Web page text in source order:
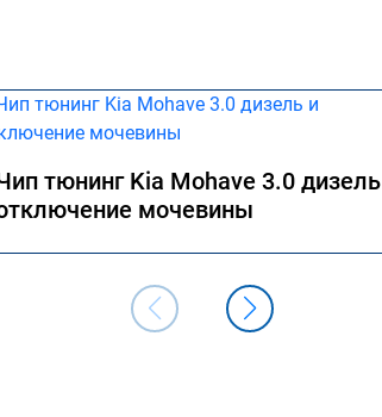
тюнинг Kia Mohave 3.0
мочевины